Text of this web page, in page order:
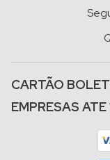
CARTÃO
EMPRESAS ATE